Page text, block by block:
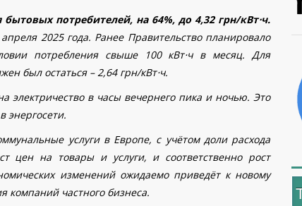
потребителей, на 64%, до 4,32 грн/кВт⋅ч.
2025 года. Ранее Правительство планировало
потребления свыше 100 кВт⋅ч в месяц. Для
был остаться – 2,64 грн/кВт⋅ч.
электричество в часы вечернего пика и ночью. Это
энергосети.
услуги в Европе, с учётом доли расхода
цен на товары и услуги, и соответственно рост
изменений ожидаемо приведёт к новому
частного бизнеса.